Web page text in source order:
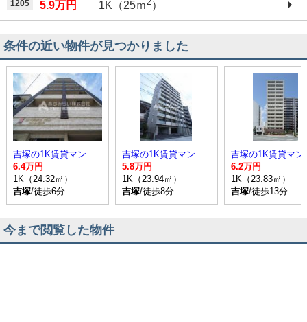
1205 5.9万円 1K（25ｍ ）
条件の近い物件が見つかりました
吉塚の1K賃貸マンション
6.4万円
1K（24.32㎡）
吉塚/徒歩6分
吉塚の1K賃貸マンション
5.8万円
1K（23.94㎡）
吉塚/徒歩8分
6.2万円
1K（23.83㎡）
吉塚/徒歩13分
今まで閲覧した物件